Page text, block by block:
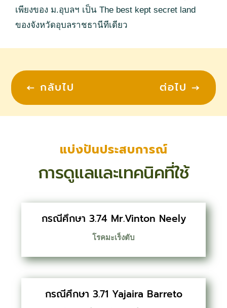
เพียงของ ม.อุบลฯ เป็น The best kept secret land
ของจังหวัดอุบลราชธานีทีเดียว
← กลับไป ต่อไป →
แบ่งปันประสบการณ์
การดูแลและเทคนิคที่ใช้
กรณีศึกษา 3.74 Mr.Vinton Neely
โรคมะเร็งตับ
กรณีศึกษา 3.71 Yajaira Barreto